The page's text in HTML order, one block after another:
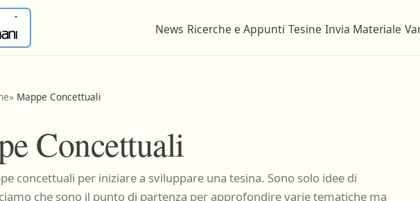
News Ricerche e Appunti Tesine Invia Materiale
» Mappe Concettuali
Concettuali
concettuali per iniziare a sviluppare una tesina. Sono solo idee di
che sono il punto di partenza per approfondire varie tematiche ma